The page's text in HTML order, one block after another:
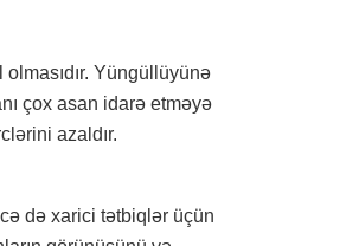
Yüngüllüyünə
çox asan idarə etməyə
azaldır.
də xarici tətbiqlər üçün